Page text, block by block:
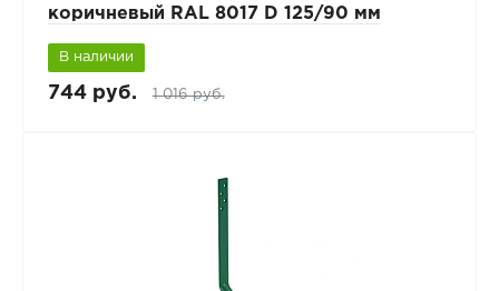
коричневый RAL 8017 D 125/90 мм
В наличии
744 руб. 1 016 руб.